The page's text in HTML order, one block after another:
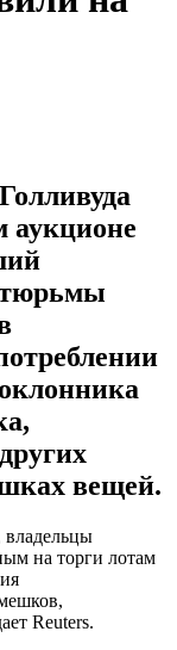
аукционе
тюрьмы
вещей.
владельцы
на торги лотам
Reuters.